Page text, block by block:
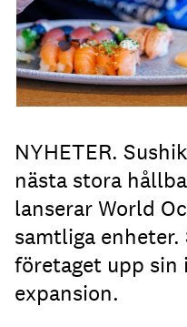
NYHETER.
nästa stora
lanserar World
samtliga
företaget upp
expansion.